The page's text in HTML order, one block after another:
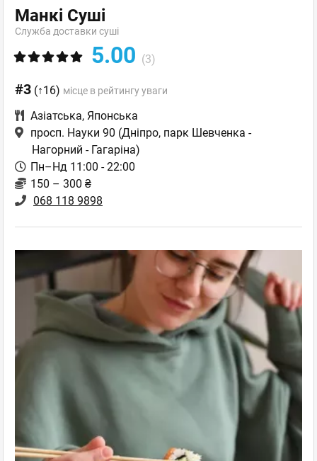
Манкі Суші
Служба доставки суші
5.00 (3)
#3 (↑16) місце в рейтингу уваги
Азіатська, Японська
просп. Науки 90 (Дніпро, парк Шевченка -
Нагорний - Гагаріна)
Пн–Нд 11:00 - 22:00
150 – 300 ₴
068 118 9898